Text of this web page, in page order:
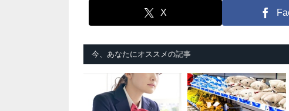
X
今、あなたにオススメの記事